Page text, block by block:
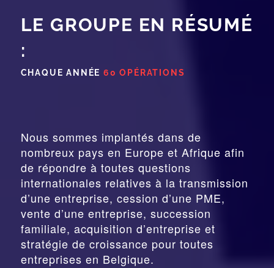
LE GROUPE EN RÉSUMÉ
:
CHAQUE ANNÉE 60 OPÉRATIONS
Nous sommes implantés dans de
nombreux pays en Europe et Afrique afin
de répondre à toutes questions
internationales relatives à la transmission
d’une entreprise, cession d’une PME,
vente d’une entreprise, succession
familiale, acquisition d’entreprise et
stratégie de croissance pour toutes
entreprises en Belgique.